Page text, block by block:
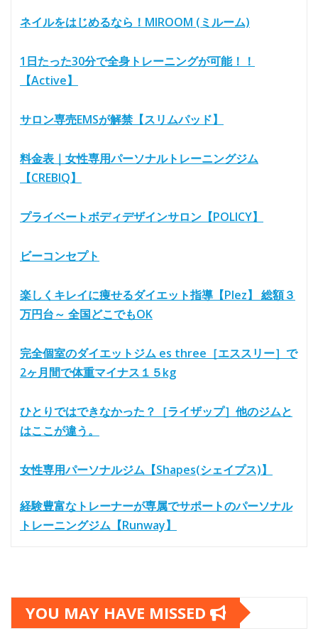
ネイルをはじめるなら！MIROOM (ミルーム)
1日たった30分で全身トレーニングが可能！！
【Active】
サロン専売EMSが解禁【スリムパッド】
料金表｜女性専用パーソナルトレーニングジム
【CREBIQ】
プライベートボディデザインサロン【POLICY】
ビーコンセプト
楽しくキレイに痩せるダイエット指導【Plez】 総額３
万円台～ 全国どこでもOK
完全個室のダイエットジム es three［エススリー］で
2ヶ月間で体重マイナス１５kg
ひとりではできなかった？［ライザップ］他のジムと
はここが違う。
女性専用パーソナルジム【Shapes(シェイプス)】
経験豊富なトレーナーが専属でサポートのパーソナル
トレーニングジム【Runway】
YOU MAY HAVE MISSED